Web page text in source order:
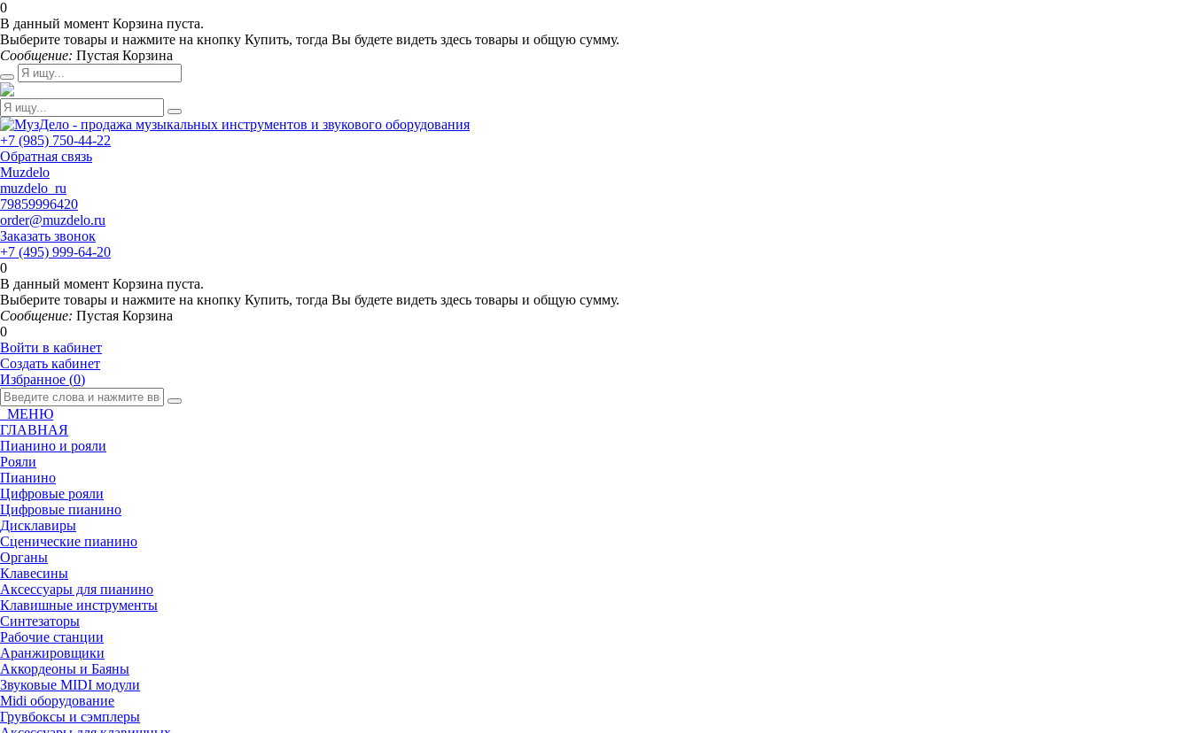
0
В данный момент Корзина пуста.
Выберите товары и нажмите на кнопку Купить, тогда Вы будете видеть здесь товары и общую сумму.
Сообщение: Пустая Корзина
+7 (985) 750-44-22
Обратная связь
Muzdelo
muzdelo_ru
79859996420
order@muzdelo.ru
Заказать звонок
+7 (495) 999-64-20
0
В данный момент Корзина пуста.
Выберите товары и нажмите на кнопку Купить, тогда Вы будете видеть здесь товары и общую сумму.
Сообщение: Пустая Корзина
0
Войти в кабинет
Создать кабинет
Избранное (0)
МЕНЮ
ГЛАВНАЯ
Пианино и рояли
Рояли
Пианино
Цифровые рояли
Цифровые пианино
Дисклавиры
Сценические пианино
Органы
Клавесины
Аксессуары для пианино
Клавишные инструменты
Синтезаторы
Рабочие станции
Аранжировщики
Аккордеоны и Баяны
Звуковые MIDI модули
Midi оборудование
Грувбоксы и сэмплеры